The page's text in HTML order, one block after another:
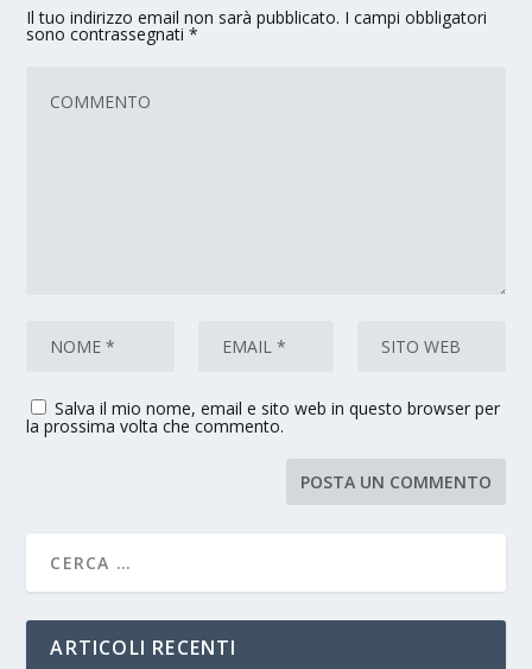
Il tuo indirizzo email non sarà pubblicato. I campi obbligatori
sono contrassegnati*
Salva il mio nome, email e sito web in questo browser per
la prossima volta che commento.
ARTICOLI RECENTI